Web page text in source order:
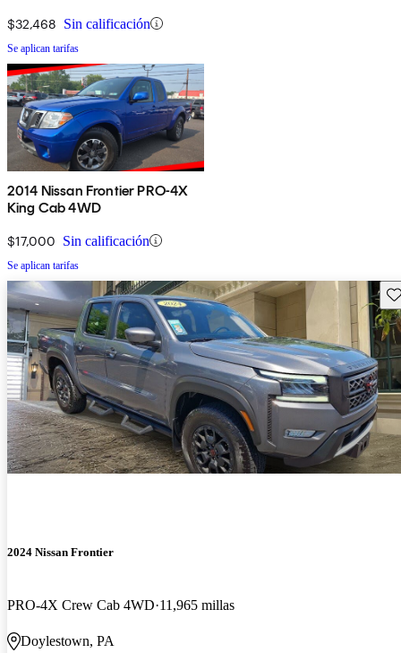
$32,468 Sin calificación
Se aplican tarifas
2014 Nissan Frontier PRO-4X
King Cab 4WD
$17,000 Sin calificación
Se aplican tarifas
2024 Nissan Frontier
PRO-4X Crew Cab 4WD 11,965 millas
Doylestown, PA